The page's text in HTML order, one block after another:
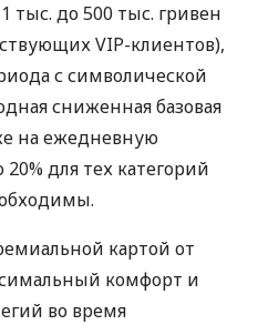
до 500 тыс. гривен
VIP-клиентов),
с символической
сниженная базовая
на ежедневную
для тех категорий
картой от
комфорт и
во время